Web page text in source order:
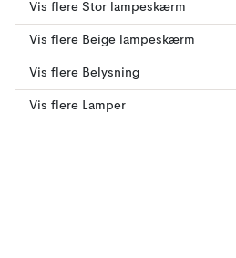
Vis flere Stor lampeskærm
Vis flere Beige lampeskærm
Vis flere Belysning
Vis flere Lamper